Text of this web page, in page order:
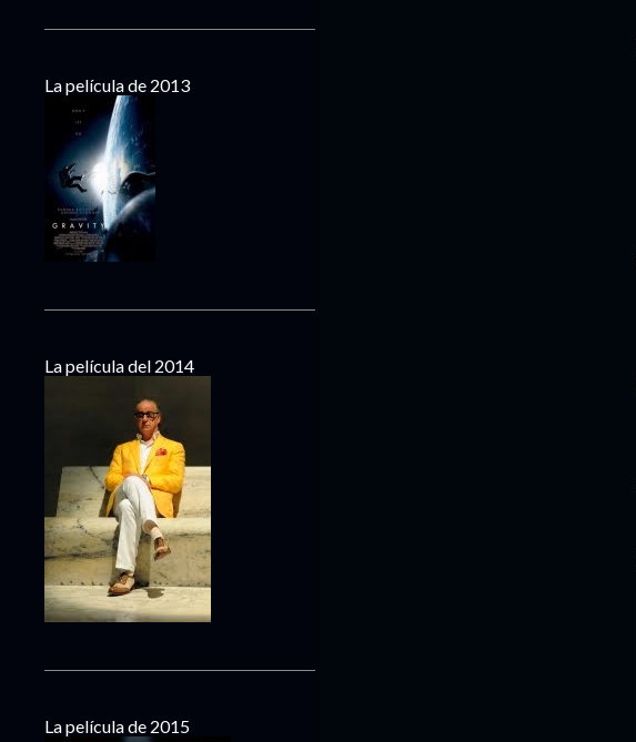
La película de 2013
La película del 2014
La película de 2015